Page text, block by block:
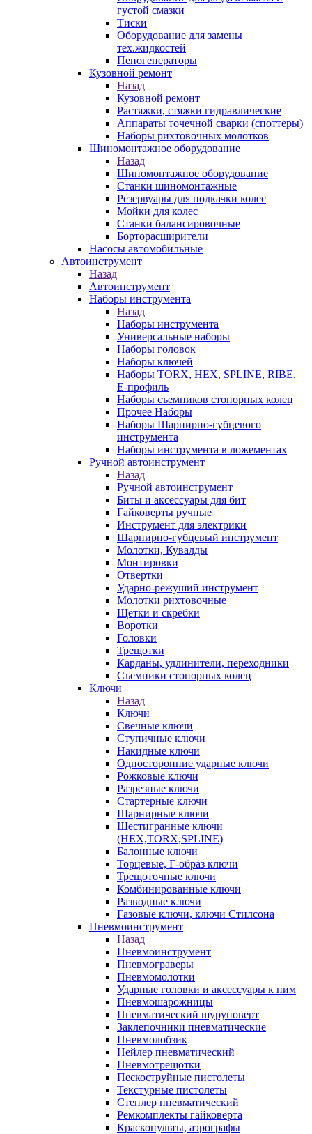
густой смазки
Тиски
Оборудование для замены
тех.жидкостей
Пеногенераторы
Кузовной ремонт
Назад
Кузовной ремонт
Растяжки, стяжки гидравлические
Аппараты точечной сварки (споттеры)
Наборы рихтовочных молотков
Шиномонтажное оборудование
Назад
Шиномонтажное оборудование
Станки шиномонтажные
Резервуары для подкачки колес
Мойки для колес
Станки балансировочные
Борторасширители
Насосы автомобильные
Автоинструмент
Назад
Автоинструмент
Наборы инструмента
Назад
Наборы инструмента
Универсальные наборы
Наборы головок
Наборы ключей
Наборы TORX, HEX, SPLINE, RIBE,
E-профиль
Наборы съемников стопорных колец
Прочее Наборы
Наборы Шарнирно-губцевого
инструмента
Наборы инструмента в ложементах
Ручной автоинструмент
Назад
Ручной автоинструмент
Биты и аксессуары для бит
Гайковерты ручные
Инструмент для электрики
Шарнирно-губцевый инструмент
Молотки, Кувалды
Монтировки
Отвертки
Ударно-режуший инструмент
Молотки рихтовочные
Щетки и скребки
Воротки
Головки
Трещотки
Карданы, удлинители, переходники
Съемники стопорных колец
Ключи
Назад
Ключи
Свечные ключи
Ступичные ключи
Накидные ключи
Односторонние ударные ключи
Рожковые ключи
Разрезные ключи
Стартерные ключи
Шарнирные ключи
Шестигранные ключи
(HEX,TORX,SPLINE)
Балонные ключи
Торцевые, Г-образ ключи
Трещоточные ключи
Комбинированные ключи
Разводные ключи
Газовые ключи, ключи Стилсона
Пневмоинструмент
Назад
Пневмоинструмент
Пневмограверы
Пневмомолотки
Ударные головки и аксессуары к ним
Пневмошарожницы
Пневматический шуруповерт
Заклепочники пневматические
Пневмолобзик
Нейлер пневматический
Пневмотрещотки
Пескоструйные пистолеты
Текстурные пистолеты
Степлер пневматический
Ремкомплекты гайковерта
Краскопульты, аэрографы